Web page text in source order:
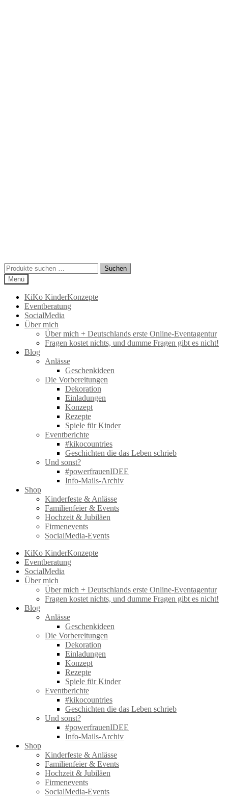
Suchen
nach:
Suchen
Menü
KiKo KinderKonzepte
Eventberatung
SocialMedia
Über mich
Über mich + Deutschlands erste Online-Eventagentur
Fragen kostet nichts, und dumme Fragen gibt es nicht!
Blog
Anlässe
Geschenkideen
Die Vorbereitungen
Dekoration
Einladungen
Konzept
Rezepte
Spiele für Kinder
Eventberichte
#kikocountries
Geschichten die das Leben schrieb
Und sonst?
#powerfrauenIDEE
Info-Mails-Archiv
Shop
Kinderfeste & Anlässe
Familienfeier & Events
Hochzeit & Jubiläen
Firmenevents
SocialMedia-Events
KiKo KinderKonzepte
Eventberatung
SocialMedia
Über mich
Über mich + Deutschlands erste Online-Eventagentur
Fragen kostet nichts, und dumme Fragen gibt es nicht!
Blog
Anlässe
Geschenkideen
Die Vorbereitungen
Dekoration
Einladungen
Konzept
Rezepte
Spiele für Kinder
Eventberichte
#kikocountries
Geschichten die das Leben schrieb
Und sonst?
#powerfrauenIDEE
Info-Mails-Archiv
Shop
Kinderfeste & Anlässe
Familienfeier & Events
Hochzeit & Jubiläen
Firmenevents
SocialMedia-Events